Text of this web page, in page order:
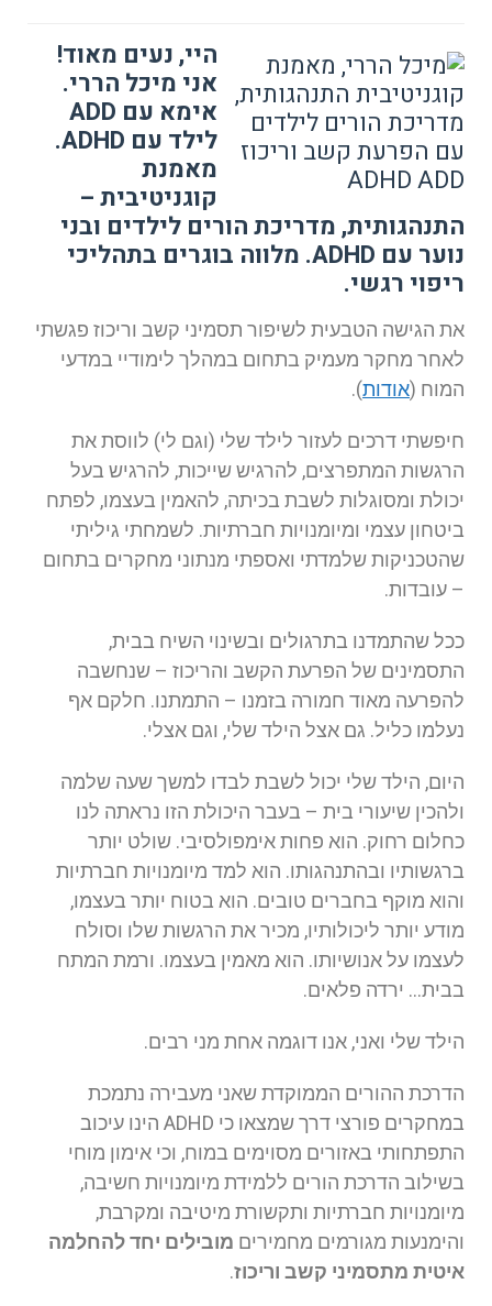
היי, נעים מאוד!
אני מיכל הררי.
אימא עם ADD
לילד עם ADHD.
מאמנת
קוגניטיבית –
התנהגותית, מדריכת הורים לילדים ובני
נוער עם ADHD. מלווה בוגרים בתהליכי
ריפוי רגשי.
את הגישה הטבעית לשיפור תסמיני קשב וריכוז פגשתי
לאחר מחקר מעמיק בתחום במהלך לימודיי במדעי
המוח (אודות).
חיפשתי דרכים לעזור לילד שלי (וגם לי) לווסת את
הרגשות המתפרצים, להרגיש שייכות, להרגיש בעל
יכולת ומסוגלות לשבת בכיתה, להאמין בעצמו, לפתח
ביטחון עצמי ומיומנויות חברתיות. לשמחתי גיליתי
שהטכניקות שלמדתי ואספתי מנתוני מחקרים בתחום
– עובדות.
ככל שהתמדנו בתרגולים ובשינוי השיח בבית,
התסמינים של הפרעת הקשב והריכוז – שנחשבה
להפרעה מאוד חמורה בזמנו – התמתנו. חלקם אף
נעלמו כליל. גם אצל הילד שלי, וגם אצלי.
היום, הילד שלי יכול לשבת לבדו למשך שעה שלמה
ולהכין שיעורי בית – בעבר היכולת הזו נראתה לנו
כחלום רחוק. הוא פחות אימפולסיבי. שולט יותר
ברגשותיו ובהתנהגותו. הוא למד מיומנויות חברתיות
והוא מוקף בחברים טובים. הוא בטוח יותר בעצמו,
מודע יותר ליכולותיו, מכיר את הרגשות שלו וסולח
לעצמו על אנושיותו. הוא מאמין בעצמו. ורמת המתח
בבית… ירדה פלאים.
הילד שלי ואני, אנו דוגמה אחת מני רבים.
הדרכת ההורים הממוקדת שאני מעבירה נתמכת
במחקרים פורצי דרך שמצאו כי ADHD הינו עיכוב
התפתחותי באזורים מסוימים במוח, וכי אימון מוחי
בשילוב הדרכת הורים ללמידת מיומנויות חשיבה,
מיומנויות חברתיות ותקשורת מיטיבה ומקרבת,
והימנעות מגורמים מחמירים מובילים יחד להחלמה
איטית מתסמיני קשב וריכוז.